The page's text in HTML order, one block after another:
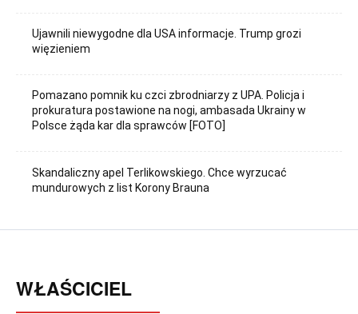
Ujawnili niewygodne dla USA informacje. Trump grozi
więzieniem
Pomazano pomnik ku czci zbrodniarzy z UPA. Policja i
prokuratura postawione na nogi, ambasada Ukrainy w
Polsce żąda kar dla sprawców [FOTO]
Skandaliczny apel Terlikowskiego. Chce wyrzucać
mundurowych z list Korony Brauna
WŁAŚCICIEL